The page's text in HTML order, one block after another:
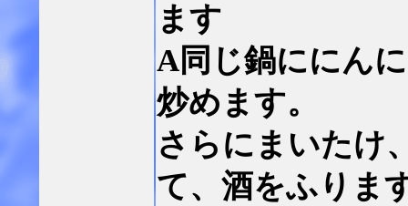
ます
A同じ鍋ににん
炒めます。
さらにまいたけ
て、酒をふりま